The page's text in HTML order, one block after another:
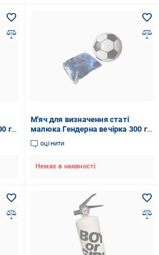
г
М'яч для визначення статі
малюка Гендерна вечірка 300 г
Блакитний ( 29012085)
оцінити
Немає в наявності